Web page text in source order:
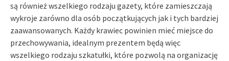
są również wszelkiego rodzaju gazety, które zamieszczają
wykroje zarówno dla osób początkujących jak i tych bardziej
zaawansowanych. Każdy krawiec powinien mieć miejsce do
przechowywania, idealnym prezentem będą więc
wszelkiego rodzaju szkatułki, które pozwolą na organizację